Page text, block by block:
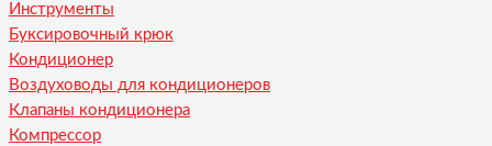
Инструменты
Буксировочный крюк
Кондиционер
Воздуховоды для кондиционеров
Клапаны кондиционера
Компрессор